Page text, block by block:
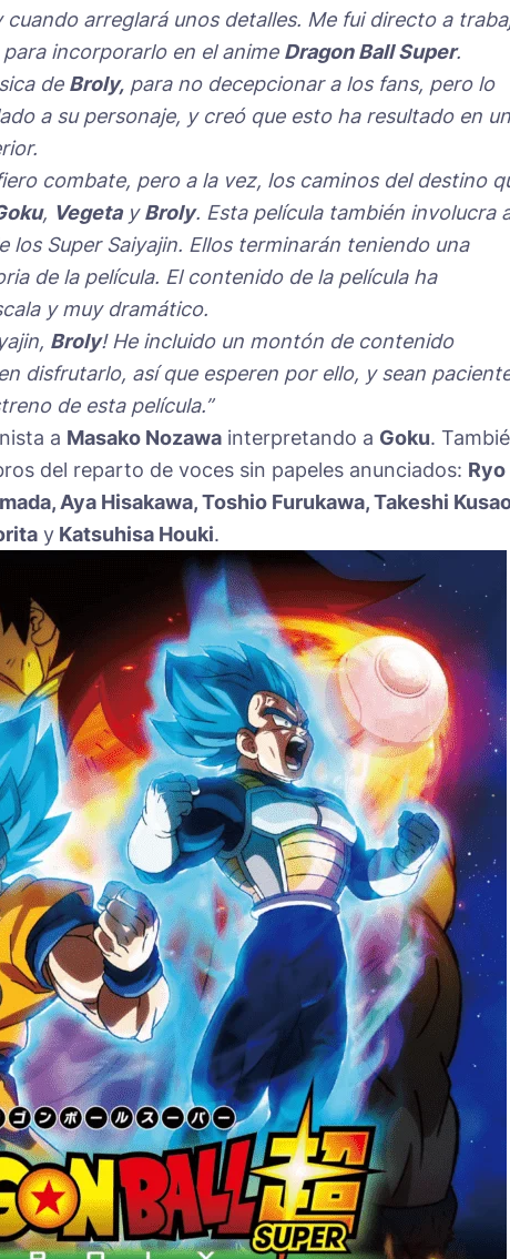
arreglará unos detalles. Me fui directo a
incorporarlo en el anime Dragon Ball Super.
de Broly, para no decepcionar a los fans, pero lo
a su personaje, y creó que esto ha resultado en un
combate, pero a la vez, los caminos del destino
, VegetayBroly. Esta película también involucra
los Super Saiyajin. Ellos terminarán teniendo una
de la película. El contenido de la película ha
y muy dramático.
Broly! He incluido un montón de contenido
disfrutarlo, así que esperen por ello, y sean
de esta película.”
a Masako Nozawa interpretando a Goku.
del reparto de voces sin papeles anunciados: Ryo
Aya Hisakawa, Toshio Furukawa, Takeshi
y Katsuhisa Houki.